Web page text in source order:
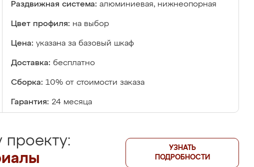
Раздвижная система: алюминиевая, нижнеопорная
Цвет профиля: на выбор
Цена: указана за базовый шкаф
Доставка: бесплатно
Сборка: 10% от стоимости заказа
Гарантия: 24 месяца
проекту:
УЗНАТЬ
ПОДРОБНОСТИ